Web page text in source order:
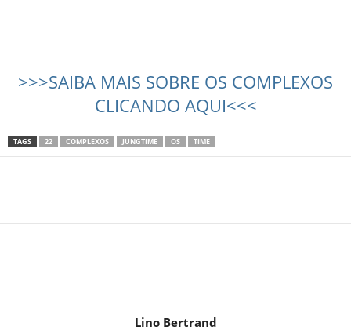
>>>SAIBA MAIS SOBRE OS COMPLEXOS
CLICANDO AQUI<<<
TAGS 22 COMPLEXOS JUNGTIME OS TIME
Lino Bertrand